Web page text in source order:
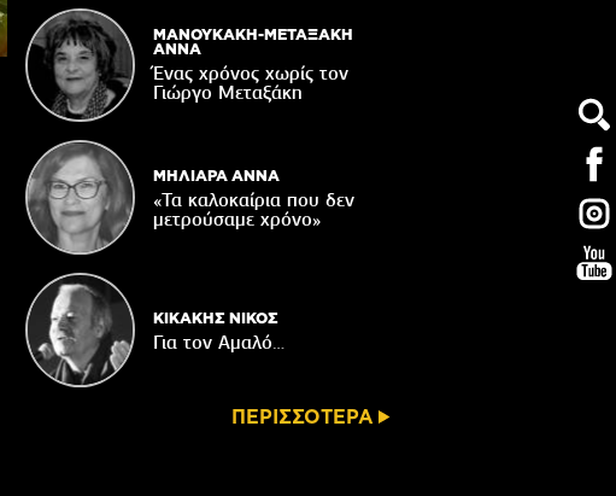
Η 8η Γιορτή Μπανάνας στην Άρβη με τη
στήριξη του Δήμου Βιάννου
05/08/2026
Νέος μετεωρολογικός σταθμός στον
οικισμό του Συκολόγου
ΜΑΝΟΥΚΑΚΗ-ΜΕΤΑΞΑΚΗ
ΑΝΝΑ
Ένας χρόνος χωρίς τον
Γιώργο Μεταξάκη
ΜΗΛΙΑΡΑ ΑΝΝΑ
«Τα καλοκαίρια που δεν
μετρούσαμε χρόνο»
ΚΙΚΑΚΗΣ ΝΙΚΟΣ
Για τον Αμαλό…
ΠΕΡΙΣΣΟΤΕΡΑ